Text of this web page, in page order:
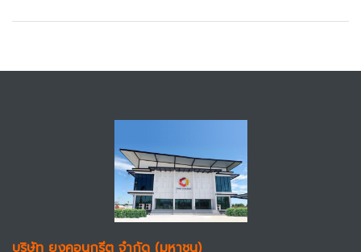
บริษัท ยงคอนกรีต จำกัด (มหาชน)